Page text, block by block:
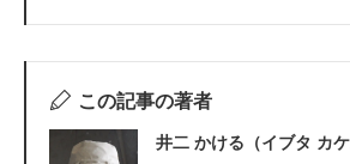
この記事の著者
井二 かける（イブタ カケ